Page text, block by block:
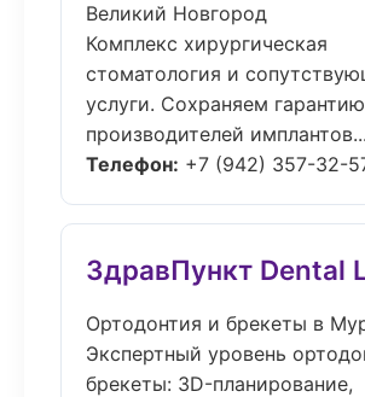
Великий Новгород
Комплекс хирургическая
стоматология и
услуги. Сохраняем гарантию
производителей
Телефон: +7 (942) 357-32-
ЗдравПункт Dental
Ортодонтия и брекеты в
Экспертный уровень
брекеты: 3D-планирование,